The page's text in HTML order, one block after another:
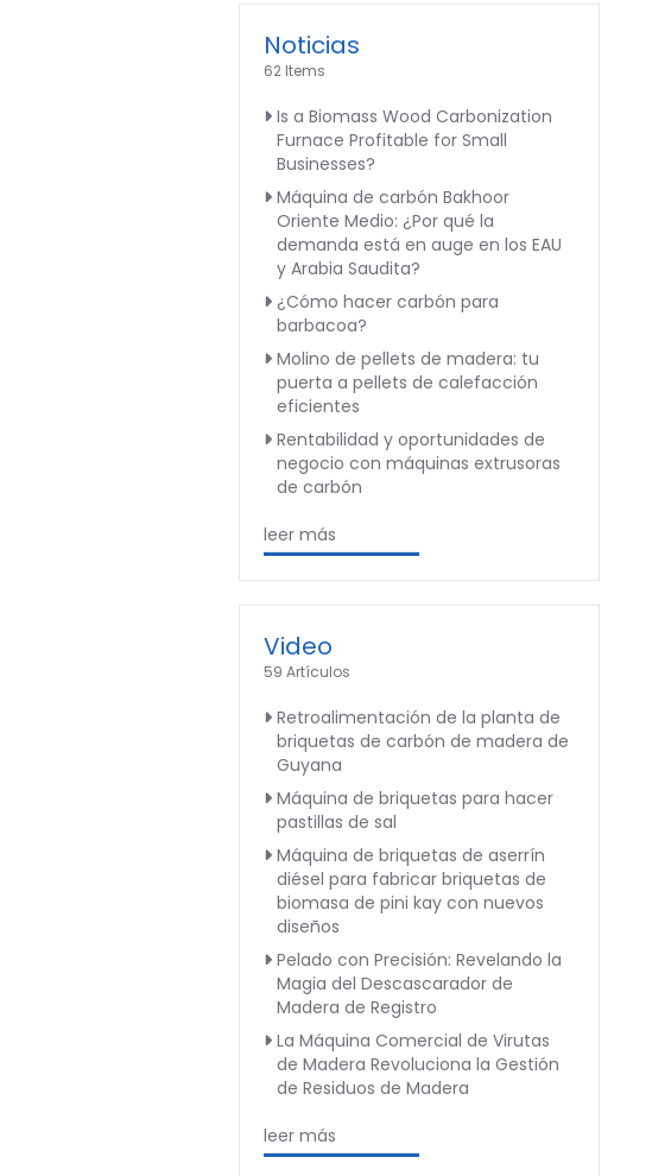
Noticias
62 Items
Is a Biomass Wood Carbonization
Furnace Profitable for Small
Businesses?
Máquina de carbón Bakhoor
Oriente Medio: ¿Por qué la
demanda está en auge en los EAU
y Arabia Saudita?
¿Cómo hacer carbón para
barbacoa?
Molino de pellets de madera: tu
puerta a pellets de calefacción
eficientes
Rentabilidad y oportunidades de
negocio con máquinas extrusoras
de carbón
leer más
Video
59 Artículos
Retroalimentación de la planta de
briquetas de carbón de madera de
Guyana
Máquina de briquetas para hacer
pastillas de sal
Máquina de briquetas de aserrín
diésel para fabricar briquetas de
biomasa de pini kay con nuevos
diseños
Pelado con Precisión: Revelando la
Magia del Descascarador de
Madera de Registro
La Máquina Comercial de Virutas
de Madera Revoluciona la Gestión
de Residuos de Madera
leer más